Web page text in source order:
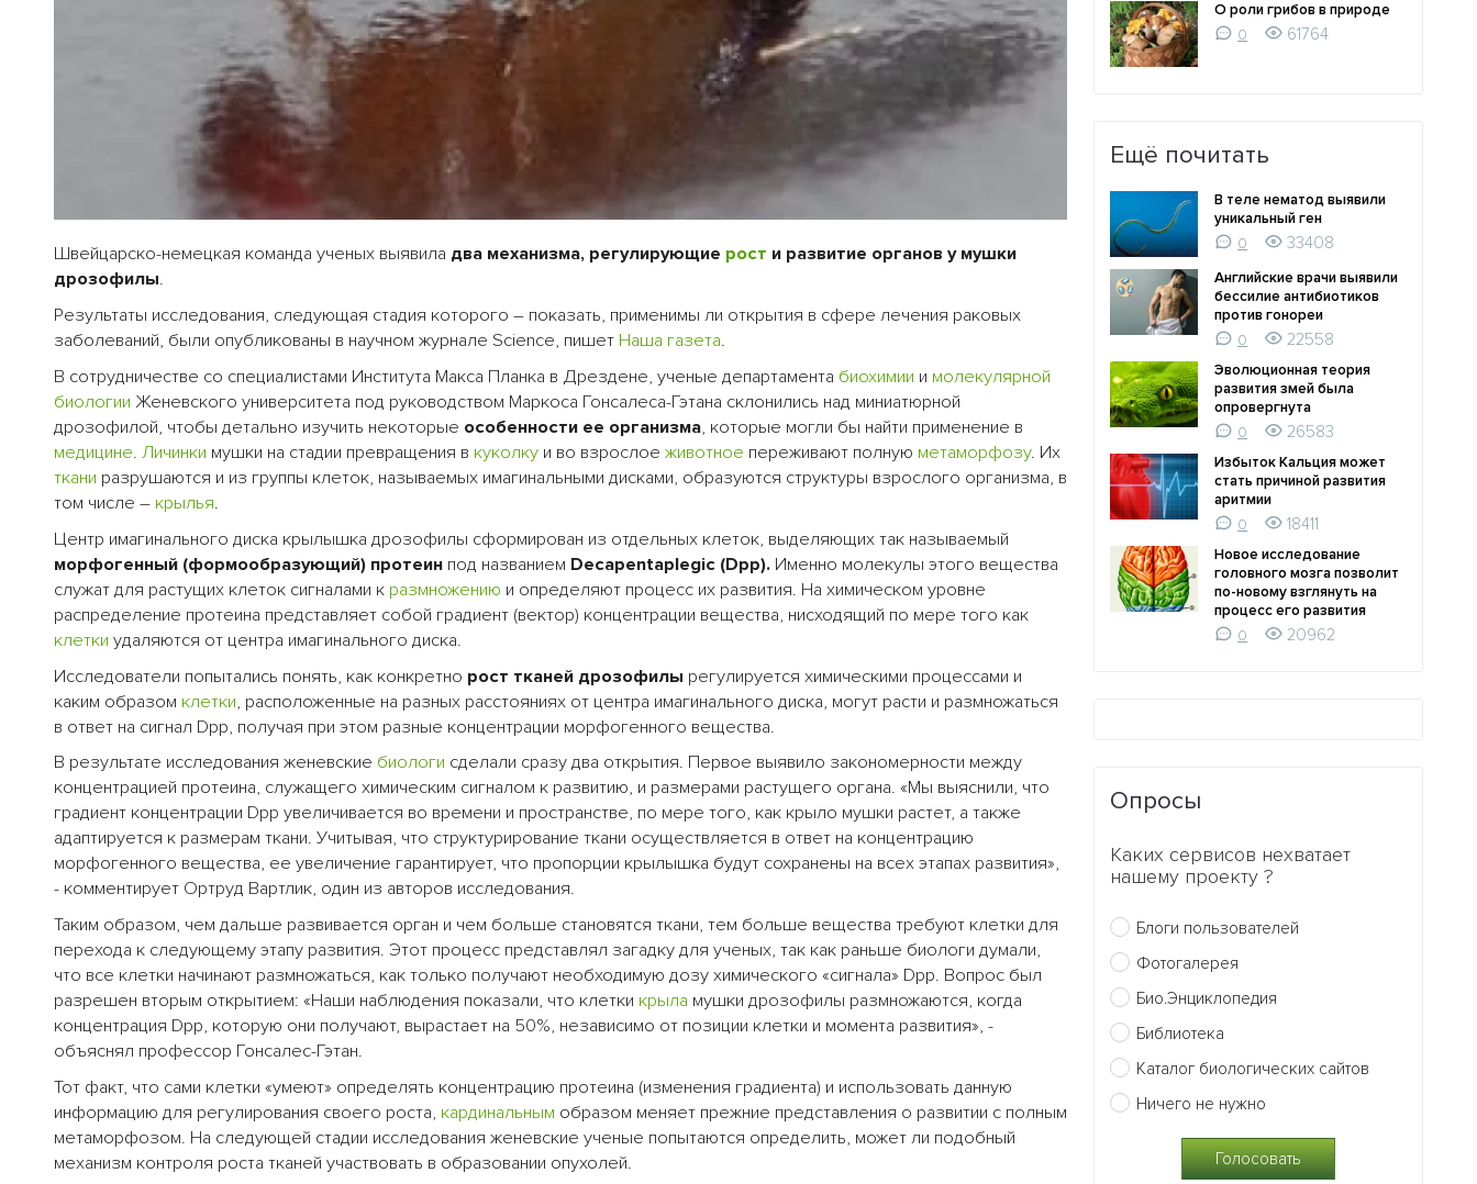
Швейцарско-немецкая команда ученых выявила два механизма, регулирующие рост и развитие органов у мушки
дрозофилы.
Результаты исследования, следующая стадия которого – показать, применимы ли открытия в сфере лечения раковых
заболеваний, были опубликованы в научном журнале Science, пишет Наша газета.
В сотрудничестве со специалистами Института Макса Планка в Дрездене, ученые департамента биохимии и молекулярной
биологии Женевского университета под руководством Маркоса Гонсалеса-Гэтана склонились над миниатюрной
дрозофилой, чтобы детально изучить некоторые особенности ее организма, которые могли бы найти применение в
медицине. Личинки мушки на стадии превращения в куколку и во взрослое животное переживают полную метаморфозу. Их
ткани разрушаются и из группы клеток, называемых имагинальными дисками, образуются структуры взрослого организма, в
том числе – крылья.
Центр имагинального диска крылышка дрозофилы сформирован из отдельных клеток, выделяющих так называемый
морфогенный (формообразующий) протеин под названием Decapentaplegic (Dpp). Именно молекулы этого вещества
служат для растущих клеток сигналами к размножению и определяют процесс их развития. На химическом уровне
распределение протеина представляет собой градиент (вектор) концентрации вещества, нисходящий по мере того как
клетки удаляются от центра имагинального диска.
Исследователи попытались понять, как конкретно рост тканей дрозофилы регулируется химическими процессами и
каким образом клетки, расположенные на разных расстояниях от центра имагинального диска, могут расти и размножаться
в ответ на сигнал Dpp, получая при этом разные концентрации морфогенного вещества.
В результате исследования женевские биологи сделали сразу два открытия. Первое выявило закономерности между
концентрацией протеина, служащего химическим сигналом к развитию, и размерами растущего органа. «Мы выяснили, что
градиент концентрации Dpp увеличивается во времени и пространстве, по мере того, как крыло мушки растет, а также
адаптируется к размерам ткани. Учитывая, что структурирование ткани осуществляется в ответ на концентрацию
морфогенного вещества, ее увеличение гарантирует, что пропорции крылышка будут сохранены на всех этапах развития»,
- комментирует Ортруд Вартлик, один из авторов исследования.
Таким образом, чем дальше развивается орган и чем больше становятся ткани, тем больше вещества требуют клетки для
перехода к следующему этапу развития. Этот процесс представлял загадку для ученых, так как раньше биологи думали,
что все клетки начинают размножаться, как только получают необходимую дозу химического «сигнала» Dpp. Вопрос был
разрешен вторым открытием: «Наши наблюдения показали, что клетки крыла мушки дрозофилы размножаются, когда
концентрация Dpp, которую они получают, вырастает на 50%, независимо от позиции клетки и момента развития», -
объяснял профессор Гонсалес-Гэтан.
Тот факт, что сами клетки «умеют» определять концентрацию протеина (изменения градиента) и использовать данную
информацию для регулирования своего роста, кардинальным образом меняет прежние представления о развитии с полным
метаморфозом. На следующей стадии исследования женевские ученые попытаются определить, может ли подобный
механизм контроля роста тканей участвовать в образовании опухолей.
О роли грибов в природе
0
61764
Ещё почитать
В теле нематод выявили
уникальный ген
0
33408
Английские врачи выявили
бессилие антибиотиков
против гонореи
0
22558
Эволюционная теория
развития змей была
опровергнута
0
26583
Избыток Кальция может
стать причиной развития
аритмии
0
18411
Новое исследование
головного мозга позволит
по-новому взглянуть на
процесс его развития
0
20962
Опросы
Каких сервисов нехватает
нашему проекту ?
Блоги пользователей
Фотогалерея
Био.Энциклопедия
Библиотека
Каталог биологических сайтов
Ничего не нужно